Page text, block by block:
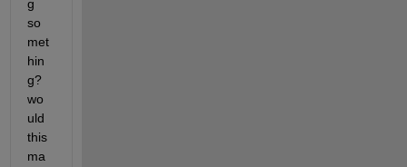
g
so
met
hin
g?
wo
uld
this
ma